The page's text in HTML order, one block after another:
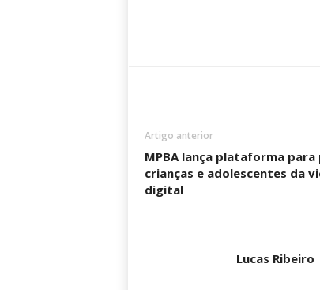
Artigo anterior
MPBA lança plataforma
crianças e adolescentes da
digital
Lucas Ribeiro